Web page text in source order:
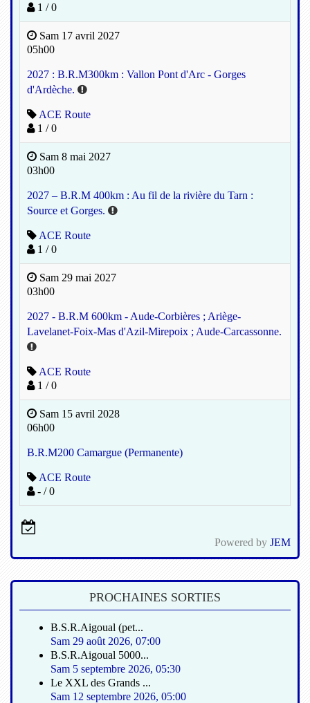
1 / 0
Sam 17 avril 2027
05h00
2027 : B.R.M300km : Vallon Pont d'Arc - Gorges
d'Ardèche.
ACE Route
1 / 0
Sam 8 mai 2027
03h00
2027 – B.R.M 400km : Au fil de la rivière du Tarn :
Source et Gorges.
ACE Route
1 / 0
Sam 29 mai 2027
03h00
2027 - B.R.M 600km - Aude-Corbières ; Ariège-
Lavelanet-Foix-Mas d'Azil-Mirepoix ; Aude-Carcassonne.
ACE Route
1 / 0
Sam 15 avril 2028
06h00
B.R.M200 Camargue (Permanente)
ACE Route
- / 0
Powered by JEM
PROCHAINES SORTIES
B.S.R.Aigoual (pet...
Sam 29 août 2026, 07:00
B.S.R.Aigoual 5000...
Sam 5 septembre 2026, 05:30
Le XXL des Grands ...
Sam 12 septembre 2026, 05:00